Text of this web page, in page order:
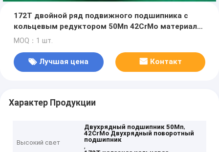
172T двойной ряд подвижного подшипника с
кольцевым редуктором 50Mn 42CrMo материал
022.25.630
MOQ：1 шт.
Лучшая цена Контакт
Характер Продукции
Высокий свет
Двухрядный подшипник 50Mn,
42CrMo Двухрядный поворотный
подшипник
,